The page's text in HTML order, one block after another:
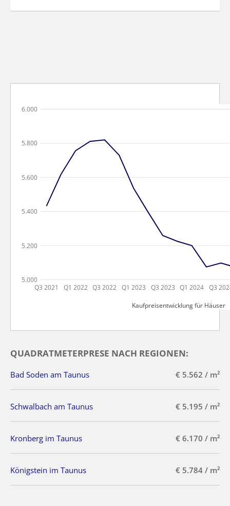
Q3 2021 Q1 2022 Q3 2022 Q1 2023 Q3 2023 Q1 2024 Q3
Kaufpreisentwicklung für Häuser
5.000
5.200
5.400
5.600
5.800
6.000
QUADRATMETERPRESE NACH REGIONEN:
Bad Soden am Taunus € 5.562 / m²
Schwalbach am Taunus € 5.195 / m²
Kronberg im Taunus € 6.170 / m²
Königstein im Taunus € 5.784 / m²